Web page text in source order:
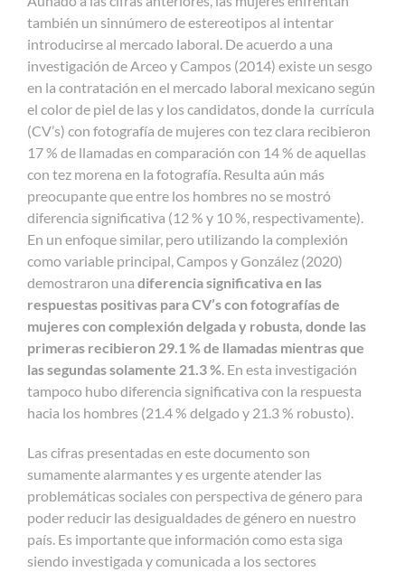
también un sinnúmero de estereotipos al intentar
introducirse al mercado laboral. De acuerdo a una
investigación de Arceo y Campos (2014) existe un sesgo
en la contratación en el mercado laboral mexicano según
el color de piel de las y los candidatos, donde la currícula
(CV’s) con fotografía de mujeres con tez clara recibieron
17 % de llamadas en comparación con 14 % de aquellas
con tez morena en la fotografía. Resulta aún más
preocupante que entre los hombres no se mostró
diferencia significativa (12 % y 10 %, respectivamente).
En un enfoque similar, pero utilizando la complexión
como variable principal, Campos y González (2020)
demostraron una diferencia significativa en las
respuestas positivas para CV’s con fotografías de
mujeres con complexión delgada y robusta, donde las
primeras recibieron 29.1 % de llamadas mientras que
las segundas solamente 21.3 %. En esta investigación
tampoco hubo diferencia significativa con la respuesta
hacia los hombres (21.4 % delgado y 21.3 % robusto).
Las cifras presentadas en este documento son
sumamente alarmantes y es urgente atender las
problemáticas sociales con perspectiva de género para
poder reducir las desigualdades de género en nuestro
país. Es importante que información como esta siga
siendo investigada y comunicada a los sectores